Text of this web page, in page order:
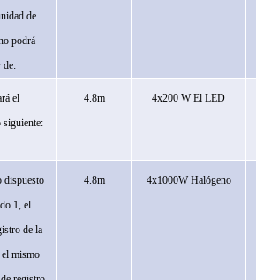
de
podrá
de:
el
siguiente:
4.8m 4x200 W El LED
dispuesto
1, el
de la
el mismo
4.8m 4x1000W Halógeno